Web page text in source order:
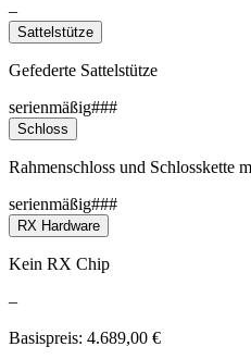
–
Sattelstütze
Gefederte Sattelstütze
serienmäßig###
Schloss
Rahmenschloss und Schlosskette
serienmäßig###
RX Hardware
Kein RX Chip
–
Basispreis: 4.689,00 €